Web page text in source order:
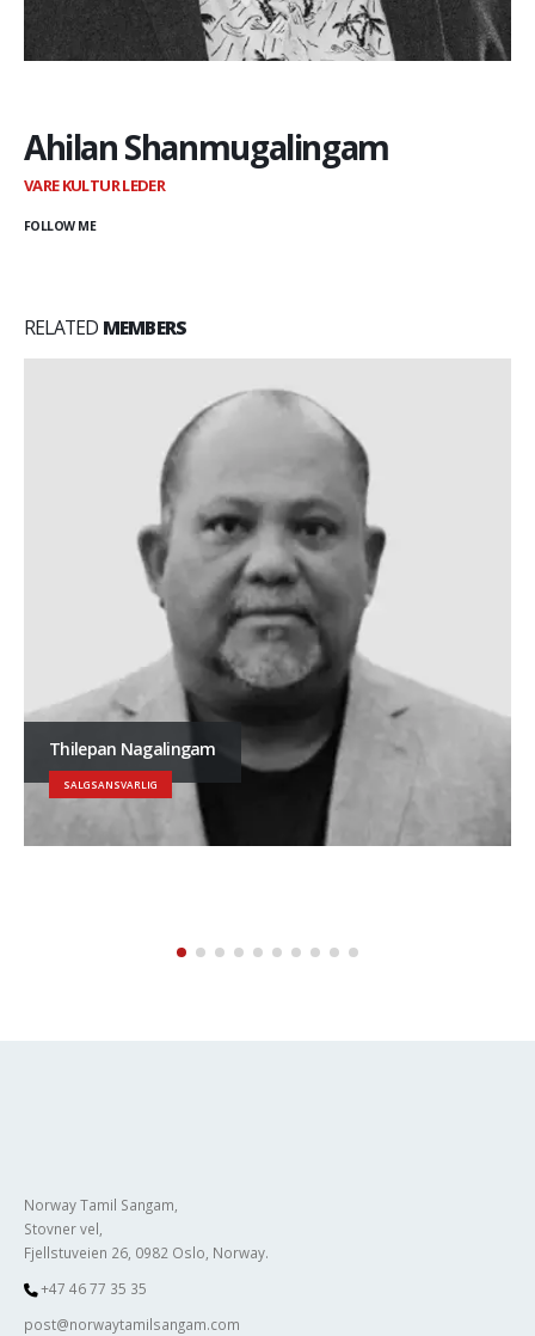
Ahilan Shanmugalingam
VARE KULTUR LEDER
FOLLOW ME
RELATED MEMBERS
Tharmila Kalanithy
UNGDOMSKOORDINATOR
Norway Tamil Sangam,
Stovner vel,
Fjellstuveien 26, 0982 Oslo, Norway.
+47 46 77 35 35
post@norwaytamilsangam.com